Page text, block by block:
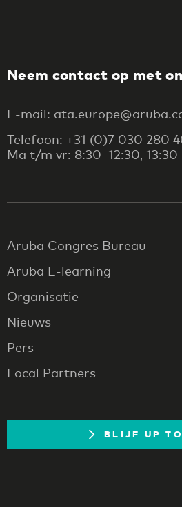
Neem contact op met
E-mail:
Telefoon: +31 (0)7 030 280
Ma t/m vr: 8:30–12:30,
Aruba Congres Bureau
Aruba E-learning
Organisatie
Nieuws
Pers
Local Partners
BLIJF UP